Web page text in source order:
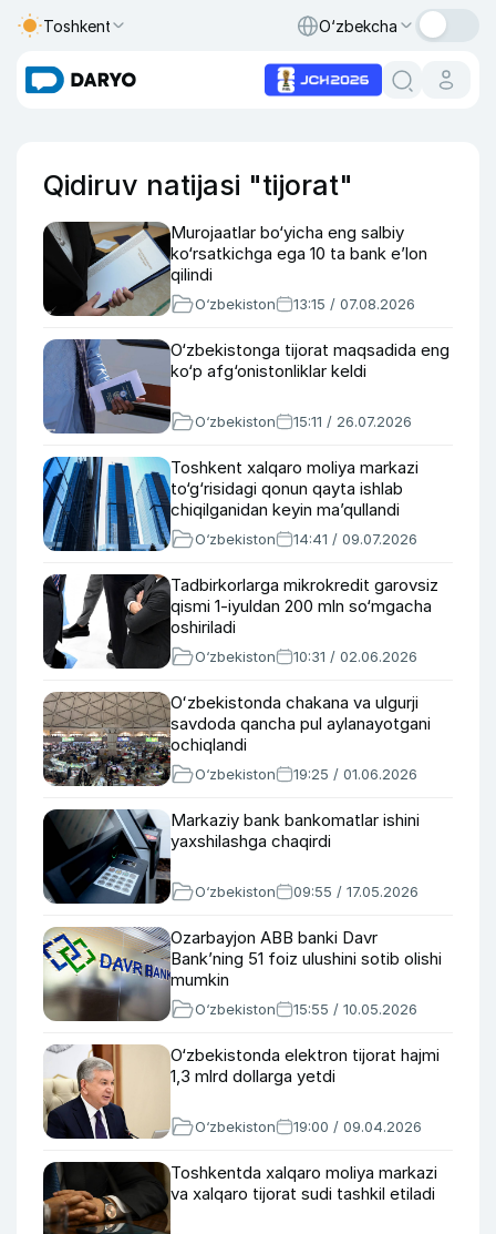
Toshkent O‘zbekcha
Qidiruv natijasi "tijorat"
Murojaatlar bo‘yicha eng salbiy
ko‘rsatkichga ega 10 ta bank e’lon
qilindi
O‘zbekiston 13:15 / 07.08.2026
O‘zbekistonga tijorat maqsadida eng
ko‘p afg‘onistonliklar keldi
O‘zbekiston 15:11 / 26.07.2026
Toshkent xalqaro moliya markazi
to‘g‘risidagi qonun qayta ishlab
chiqilganidan keyin ma’qullandi
O‘zbekiston 14:41 / 09.07.2026
Tadbirkorlarga mikrokredit garovsiz
qismi 1-iyuldan 200 mln so‘mgacha
oshiriladi
O‘zbekiston 10:31 / 02.06.2026
Oʻzbekistonda chakana va ulgurji
savdoda qancha pul aylanayotgani
ochiqlandi
O‘zbekiston 19:25 / 01.06.2026
Markaziy bank bankomatlar ishini
yaxshilashga chaqirdi
O‘zbekiston 09:55 / 17.05.2026
Ozarbayjon ABB banki Davr
Bank’ning 51 foiz ulushini sotib olishi
mumkin
O‘zbekiston 15:55 / 10.05.2026
O‘zbekistonda elektron tijorat hajmi
1,3 mlrd dollarga yetdi
O‘zbekiston 19:00 / 09.04.2026
Toshkentda xalqaro moliya markazi
va xalqaro tijorat sudi tashkil etiladi